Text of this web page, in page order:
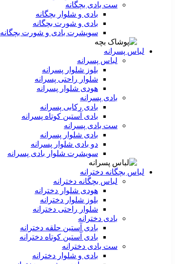
ست‌ بادی بچگانه
بادی و شلوار بچگانه
بادی و شورت بچگانه
سویشرت بادی و شورت بچگانه
لباس پسرانه
لباس پسرانه
بلوز شلوار پسرانه
شلوار راحتی پسرانه
هودی شلوار پسرانه
بادی پسرانه
بادی رکابی پسرانه
بادی آستین کوتاه پسرانه
ست بادی پسرانه
بادی شلوار پسرانه
دو بادی شلوار پسرانه
سویشرت شلوار بادی پسرانه
لباس بچگانه دخترانه
لباس بچگانه دخترانه
هودی شلوار دخترانه
بلوز شلوار دخترانه
شلوار راحتی دخترانه
بادی دخترانه
بادی آستین حلقه دخترانه
بادی آستین کوتاه دخترانه
ست بادی دخترانه
بادی و شلوار دخترانه